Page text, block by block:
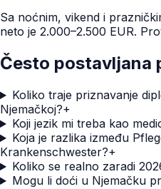
Sa noćnim, vikend i
neto je 2.000–2.500 EUR.
Često postavljana
Koliko traje priznavanje
Njemačkoj?+
Koji jezik mi treba kao
Koja je razlika između
Krankenschwester?+
Koliko se realno zaradi
Mogu li doći u Njemačku